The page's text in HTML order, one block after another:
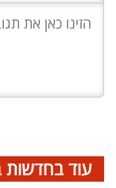
עוד